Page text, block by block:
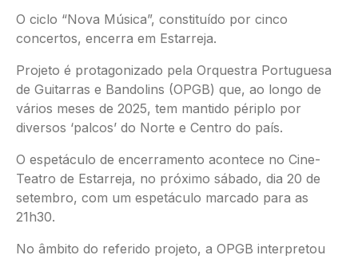
O ciclo “Nova Música”, constituído por cinco
concertos, encerra em Estarreja.
Projeto é protagonizado pela Orquestra Portuguesa
de Guitarras e Bandolins (OPGB) que, ao longo de
vários meses de 2025, tem mantido périplo por
diversos ‘palcos’ do Norte e Centro do país.
O espetáculo de encerramento acontece no Cine-
Teatro de Estarreja, no próximo sábado, dia 20 de
setembro, com um espetáculo marcado para as
21h30.
No âmbito do referido projeto, a OPGB interpretou